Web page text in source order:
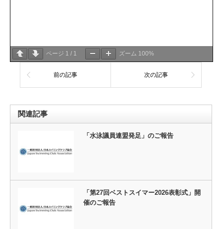
ページ 1 / 1 ズーム 100%
前の記事 次の記事
関連記事
「水泳議員連盟発足」のご報告
「第27回ベストスイマー2026表彰式」開
催のご報告